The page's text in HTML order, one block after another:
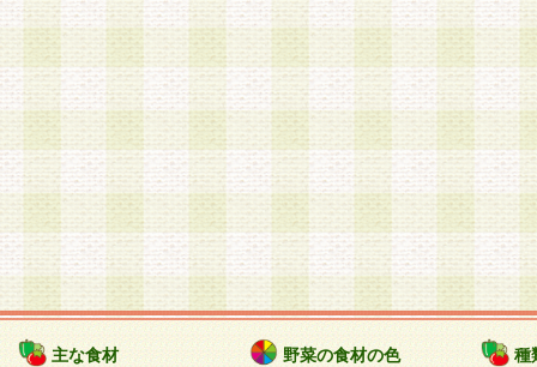
主な食材 野菜の食材の色 種